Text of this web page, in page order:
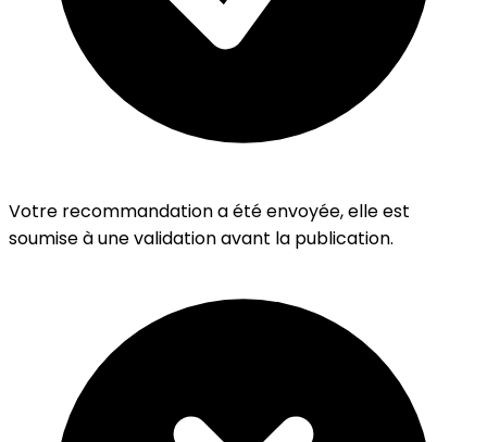
Votre recommandation a été envoyée, elle est
soumise à une validation avant la publication.